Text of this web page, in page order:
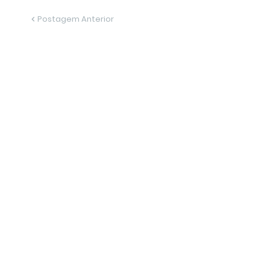
Postagem Anterior